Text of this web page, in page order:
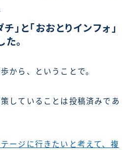
」と「おおとりインフォ」
。
から、ということで。
していることは投稿済みであ
ージに行きたいと考えて、複